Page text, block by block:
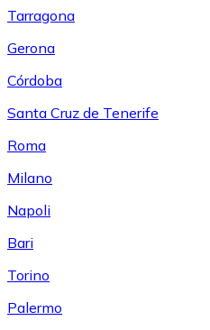
Tarragona
Gerona
Córdoba
Santa Cruz de Tenerife
Roma
Milano
Napoli
Bari
Torino
Palermo